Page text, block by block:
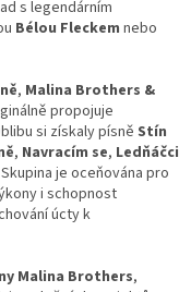
s legendárním
Bélou Fleckem nebo
, Malina Brothers &
propojuje
si získaly písně Stín
, Navracím se, Ledňáčci
Skupina je oceňována pro
i schopnost
úcty k
Malina Brothers,